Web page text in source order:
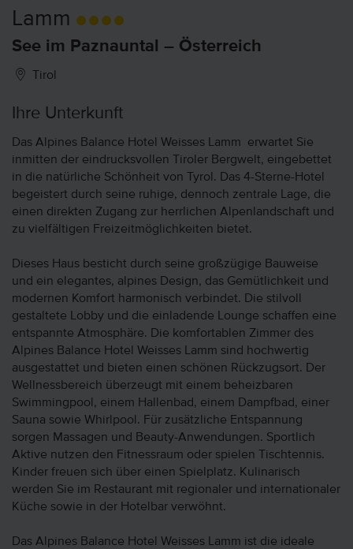
Lamm
See im Paznauntal – Österreich
Tirol
Ihre Unterkunft
Das Alpines Balance Hotel Weisses Lamm erwartet Sie
inmitten der eindrucksvollen Tiroler Bergwelt, eingebettet
in die natürliche Schönheit von Tyrol. Das 4-Sterne-Hotel
begeistert durch seine ruhige, dennoch zentrale Lage, die
einen direkten Zugang zur herrlichen Alpenlandschaft und
zu vielfältigen Freizeitmöglichkeiten bietet.
Dieses Haus besticht durch seine großzügige Bauweise
und ein elegantes, alpines Design, das Gemütlichkeit und
modernen Komfort harmonisch verbindet. Die stilvoll
gestaltete Lobby und die einladende Lounge schaffen eine
entspannte Atmosphäre. Die komfortablen Zimmer des
Alpines Balance Hotel Weisses Lamm sind hochwertig
ausgestattet und bieten einen schönen Rückzugsort. Der
Wellnessbereich überzeugt mit einem beheizbaren
Swimmingpool, einem Hallenbad, einem Dampfbad, einer
Sauna sowie Whirlpool. Für zusätzliche Entspannung
sorgen Massagen und Beauty-Anwendungen. Sportlich
Aktive nutzen den Fitnessraum oder spielen Tischtennis.
Kinder freuen sich über einen Spielplatz. Kulinarisch
werden Sie im Restaurant mit regionaler und internationaler
Küche sowie in der Hotelbar verwöhnt.
Das Alpines Balance Hotel Weisses Lamm ist die ideale